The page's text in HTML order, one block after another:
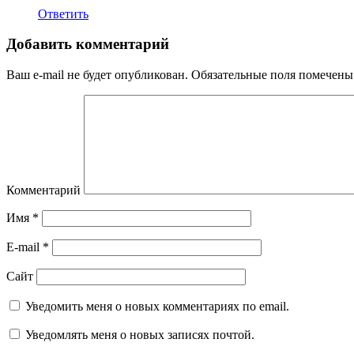
Ответить
Добавить комментарий
Ваш e-mail не будет опубликован. Обязательные поля
Комментарий
Имя *
E-mail *
Сайт
Уведомить меня о новых комментариях по email.
Уведомлять меня о новых записях почтой.